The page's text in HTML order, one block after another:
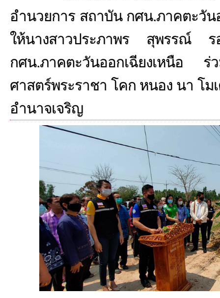
อำนวยการ สถาบัน กศน.ภาคตะวัน
ให้นางสาวประภาพร สุพรรณ์ ร
กศน.ภาคตะวันออกเฉียงเหนือ ร่ว
ศาสตร์พระราชา โคก หนอง นา โม
อำนาจเจริญ